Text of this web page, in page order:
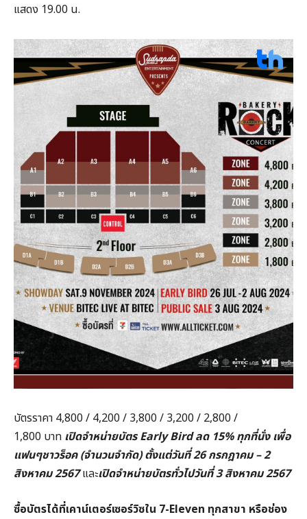
แสดง 19.00 น.
บัตรราคา 4,800 / 4,200 / 3,800 / 3,200 / 2,800 /
1,800 บาท เปิดจำหน่ายบัตร Early Birdลด 15%ทุกที่นั่ง เพื่อ
แฟนๆชาวร็อค (จำนวนจำกัด) ตั้งแต่วันที่ 26กรกฎาคม – 2
สิงหาคม 2567และเปิดจำหน่ายบัตรทั่วไปวันที่3สิงหาคม 2567
ซื้อบัตรได้ที่เคาน์เตอร์เซอร์วิซใน 7-Eleven ทุกสาขา หรือช่อง